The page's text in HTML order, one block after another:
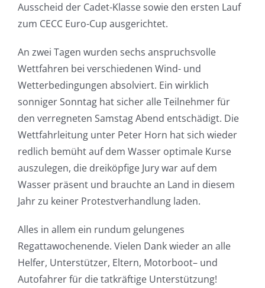
Ausscheid der Cadet-Klassesowie den ersten Lauf
zum CECC Euro-Cup ausgerichtet.
An zwei Tagen wurden sechs anspruchsvolle
Wettfahren bei verschiedenen Wind- und
Wetterbedingungen absolviert. Ein wirklich
sonnigerSonntag hatsicheralleTeilnehmerfür
den verregneten SamstagAbend entschädigt. Die
Wettfahrleitung unter Peter Horn hatsich wieder
redlich bemühtauf dem Wasser optimale Kurse
auszulegen, die dreiköpfige Jury warauf dem
Wasser präsent und brauchtean Land in diesem
Jahrzu keiner Protestverhandlung laden.
Alles in allem ein rundum gelungenes
Regattawochenende. Vielen Dankwiederan alle
Helfer, Unterstützer, Eltern, Motorboot– und
Autofahrerfür dietatkräftige Unterstützung!